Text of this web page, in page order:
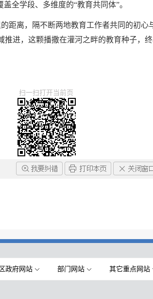
全学段、多维度的“教育共同体”。
距离，隔不断两地教育工作者共同的初
进，这颗播撒在灌河之畔的教育种子，
扫一扫打开当前页
政府网站 部门网站 其它重点网站